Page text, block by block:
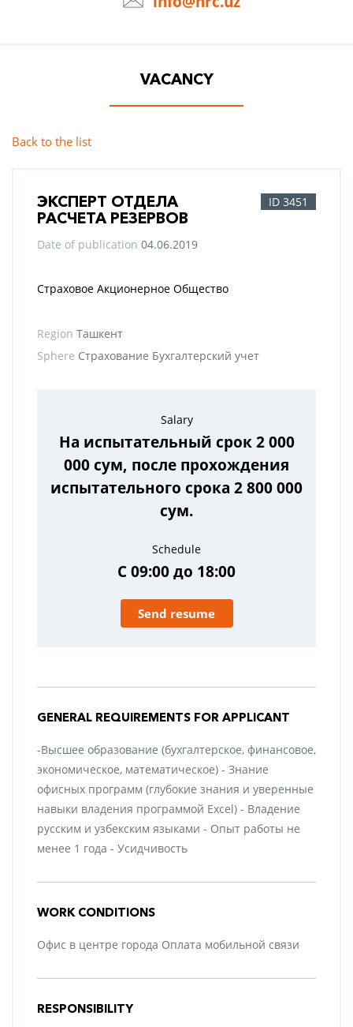
VACANCY
Back to the list
ЭКСПЕРТ ОТДЕЛА
РАСЧЕТА РЕЗЕРВОВ
ID 3451
Date of publication 04.06.2019
Страховое Акционерное Общество
Region Ташкент
Sphere Страхование Бухгалтерский учет
Salary
На испытательный срок 2 000
000 сум, после прохождения
испытательного срока 2 800 000
сум.
Schedule
С 09:00 до 18:00
Send resume
GENERAL REQUIREMENTS FOR APPLICANT
-Высшее образование (бухгалтерское, финансовое,
экономическое, математическое) - Знание
офисных программ (глубокие знания и уверенные
навыки владения программой Excel) - Владение
русским и узбекским языками - Опыт работы не
менее 1 года - Усидчивость
WORK CONDITIONS
Офис в центре города Оплата мобильной связи
RESPONSIBILITY